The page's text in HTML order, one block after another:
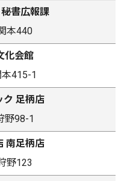
書広報課
本440
化会館
415-1
ク 足柄店
野98-1
南足柄店
野123